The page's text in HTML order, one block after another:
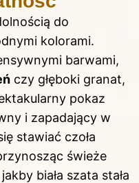
do
kolorami.
barwami,
czy głęboki granat,
pokaz
i zapadający w
stawiać czoła
świeże
biała szata stała